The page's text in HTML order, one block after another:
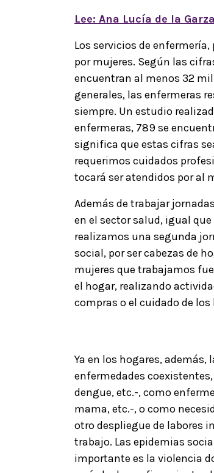
Lee: Ana Lucía de la
Los servicios de
por mujeres. Según las
encuentran al menos 32
generales, las enfermeras
siempre. Un estudio
enfermeras, 789 se
significa que estas cifras
requerimos cuidados
tocará ser atendidos por al
Además de trabajar
en el sector salud, igual
realizamos una segunda
social, por ser cabezas de
mujeres que trabajamos
el hogar, realizando
compras o el cuidado de los
Ya en los hogares,
enfermedades
dengue, etc.-, como
mama, etc.-, o como
otro despliegue de labores
trabajo. Las epidemias
importante es la violencia